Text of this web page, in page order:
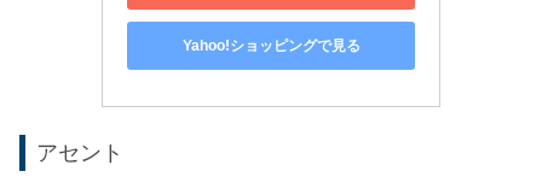
Yahoo!ショッピングで見る
アセント